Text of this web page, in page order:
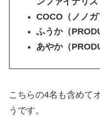
COCO（ノノガ
ふうか（
あやか（
こちらの4名も含めて
うです。